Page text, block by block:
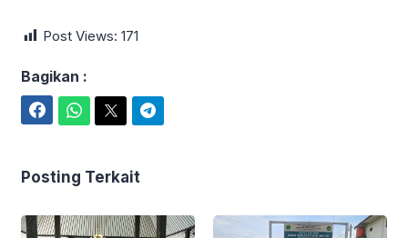
Post Views: 171
Bagikan :
Posting Terkait